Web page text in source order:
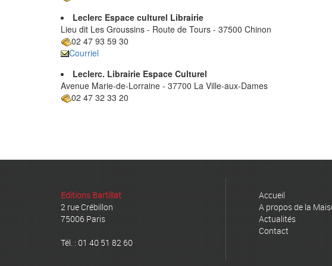
Leclerc Espace culturel Librairie
Lieu dit Les Groussins - Route de Tours - 37500 Chinon
02 47 93 59 30
Courriel
Leclerc. Librairie Espace Culturel
Avenue Marie-de-Lorraine - 37700 La Ville-aux-Dames
02 47 32 33 20
Editions Bartillat
2 rue Crébillon
75006 Paris
Tél. : 01 40 51 82 60
Accueil
A propos de la
Actualités
Contact